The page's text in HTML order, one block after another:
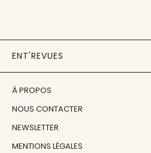
ENT'REVUES
À PROPOS
NOUS CONTACTER
NEWSLETTER
MENTIONS LÉGALES